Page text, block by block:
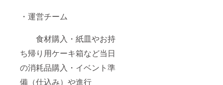
・運営チーム
食材購入・紙皿やお持
ち帰り用ケーキ箱など当日
の消耗品購入・イベント準
備（仕込み）や進行